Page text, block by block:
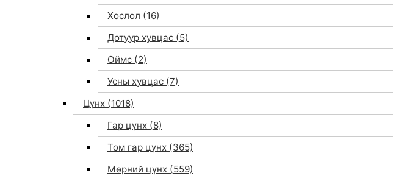
Хослол (16)
Дотуур хувцас (5)
Оймс (2)
Усны хувцас (7)
Цүнх (1018)
Гар цүнх (8)
Том гар цүнх (365)
Мөрний цүнх (559)